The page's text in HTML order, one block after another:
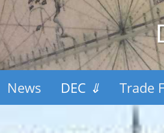
News DEC ⇓ Trade